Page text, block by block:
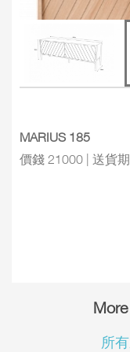
MARIUS 185
價錢 21000 | 送貨
所